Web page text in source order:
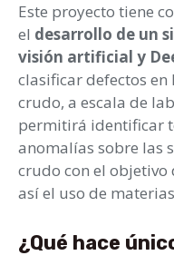
Este proyecto tiene
el desarrollo de un
visión artificial y
clasificar defectos
crudo, a escala de
permitirá identificar
anomalías sobre las
crudo con el objetivo
así el uso de
¿Qué hace